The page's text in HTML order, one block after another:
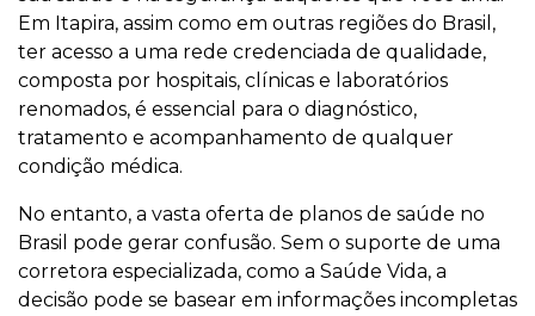
Em Itapira, assim como em outras regiões do Brasil,
ter acesso a uma rede credenciada de qualidade,
composta por hospitais, clínicas e laboratórios
renomados, é essencial para o diagnóstico,
tratamento e acompanhamento de qualquer
condição médica.
No entanto, a vasta oferta de planos de saúde no
Brasil pode gerar confusão. Sem o suporte de uma
corretora especializada, como a Saúde Vida, a
decisão pode se basear em informações incompletas